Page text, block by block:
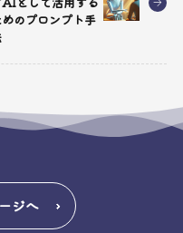
めのプロンプト手
ジへ